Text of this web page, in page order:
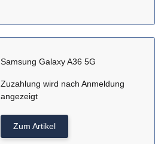
Samsung Galaxy A36 5G
Zuzahlung wird nach Anmeldung
angezeigt
Zum Artikel